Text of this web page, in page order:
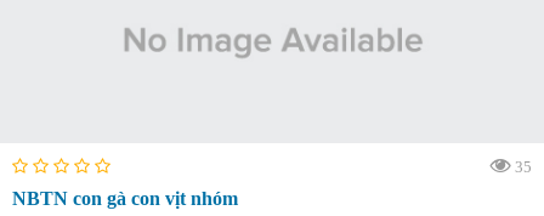
35
NBTN con gà con vịt nhóm